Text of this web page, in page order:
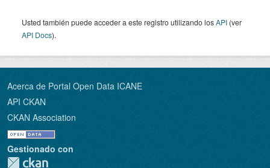
Usted también puede acceder a este registro utilizando losAPI (ver
API Docs).
Acerca de Portal Open Data ICANE
API CKAN
CKAN Association
Gestionado con